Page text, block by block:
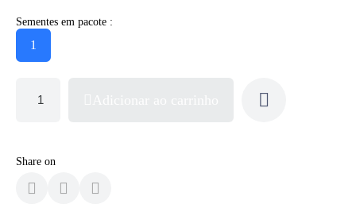
Sementes em pacote :
1
Share on